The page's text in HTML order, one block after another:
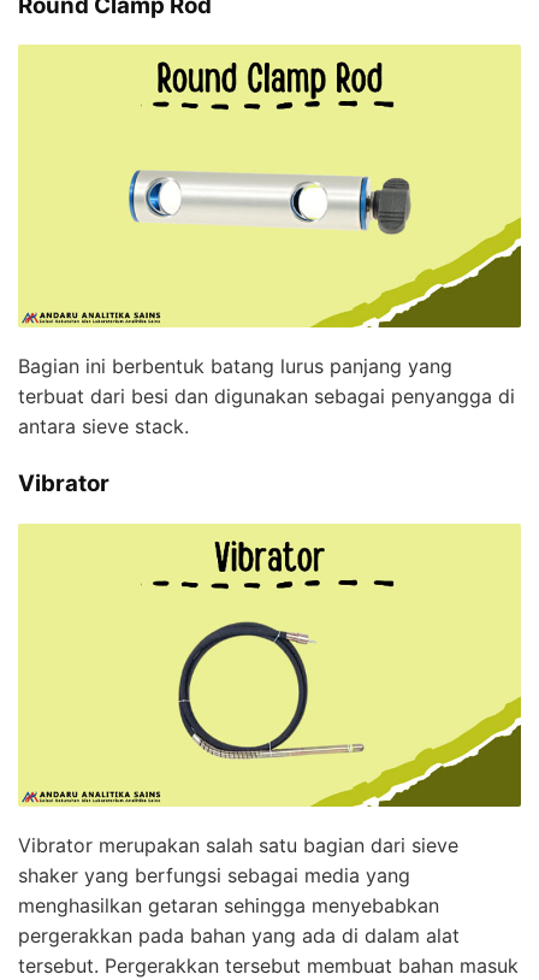
Bagian ini berbentuk batang lurus panjang yang
terbuat dari besi dan digunakan sebagai penyangga di
antara sieve stack.
Vibrator
Vibrator merupakan salah satu bagian dari sieve
shaker yang berfungsi sebagai media yang
menghasilkan getaran sehingga menyebabkan
pergerakkan pada bahan yang ada di dalam alat
tersebut. Pergerakkan tersebut membuat bahan masuk